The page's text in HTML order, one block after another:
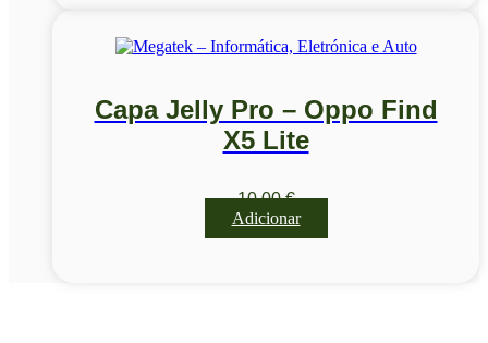
Capa Jelly Pro – Oppo Find
X5 Lite
10,00€
Adicionar